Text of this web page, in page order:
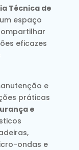
Técnica de
espaço
eficazes
e
práticas
e
ondas e